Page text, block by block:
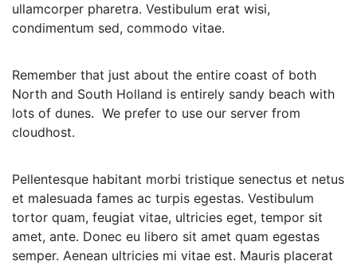
ullamcorper pharetra. Vestibulum erat wisi,
condimentum sed, commodo vitae.
Remember that just about the entire coast of both
North and South Holland is entirely sandy beach with
lots of dunes. We prefer to use our server from
cloudhost.
Pellentesque habitant morbi tristique senectus et netus
et malesuada fames ac turpis egestas. Vestibulum
tortor quam, feugiat vitae, ultricies eget, tempor sit
amet, ante. Donec eu libero sit amet quam egestas
semper. Aenean ultricies mi vitae est. Mauris placerat